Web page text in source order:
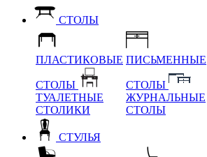
СТОЛЫ
ПЛАСТИКОВЫЕ
СТОЛЫ
ТУАЛЕТНЫЕ
СТОЛИКИ
ПИСЬМЕННЫЕ
СТОЛЫ
ЖУРНАЛЬНЫЕ
СТОЛЫ
СТУЛЬЯ